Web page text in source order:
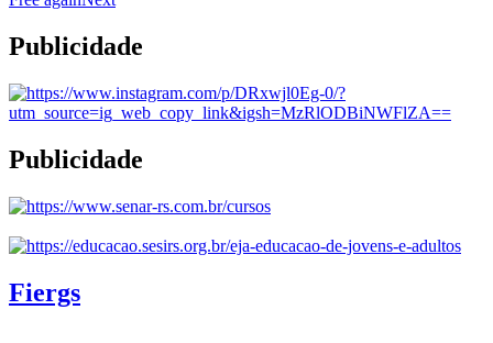
Publicidade
Publicidade
Fiergs